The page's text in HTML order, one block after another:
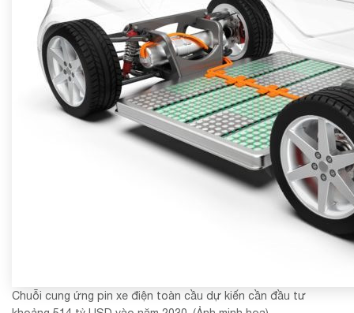
Chuỗi cung ứng pin xe điện toàn cầu dự kiến cần đầu tư